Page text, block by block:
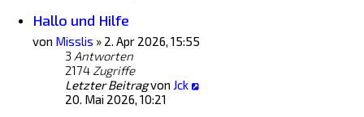
Hallo und Hilfe
von Misslis » 2. Apr 2026, 15:55
3 Antworten
2174 Zugriffe
Letzter Beitragvon Jck
20. Mai 2026, 10:21